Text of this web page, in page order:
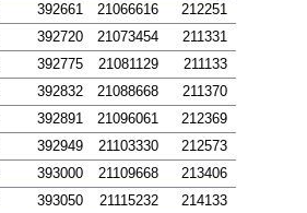
392661 21066616 212251
392720 21073454 211331
392775 21081129 211133
392832 21088668 211370
392891 21096061 212369
392949 21103330 212573
393000 21109668 213406
393050 21115232 214133